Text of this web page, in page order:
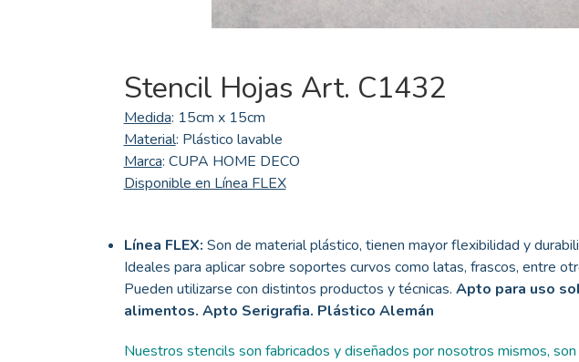
Stencil Hojas Art. C1432
Medida: 15cm x 15cm
Material: Plástico lavable
Marca: CUPA HOME DECO
Disponible en Línea FLEX
Línea FLEX: Son de material plástico, tienen mayor flexibilidad y
Ideales para aplicar sobre soportes curvos como latas, frascos, entre
Pueden utilizarse con distintos productos y técnicas. Apto para uso
alimentos. Apto Serigrafia. Plástico Alemán
Nuestros stencils son fabricados y diseñados por nosotros mismos,